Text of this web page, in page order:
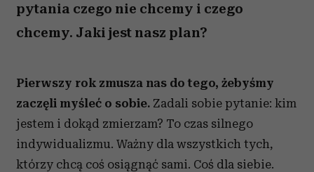
pytania czego nie chcemy i czego
chcemy. Jaki jest nasz plan?
Pierwszy rok zmusza nas do tego, żebyśmy
zaczęli myśleć o sobie. Zadali sobie pytanie: kim
jestem i dokąd zmierzam? To czas silnego
indywidualizmu. Ważny dla wszystkich tych,
którzy chcą coś osiągnąć sami. Coś dla siebie.